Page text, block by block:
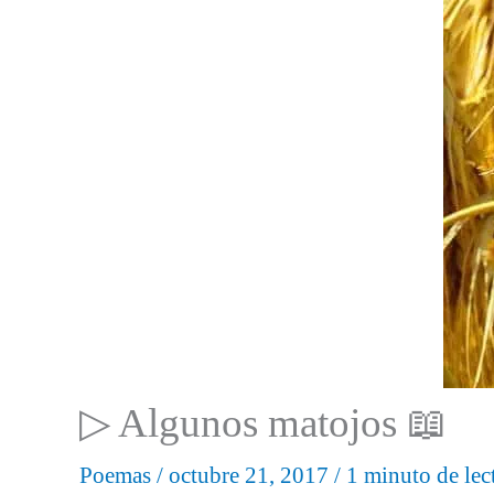
▷ Algunos matojos 📖
Poemas / octubre 21, 2017 / 1 minuto de